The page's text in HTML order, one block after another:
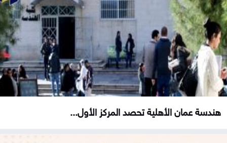
هندسة عمان الأهلية تحصد المركز الأول...